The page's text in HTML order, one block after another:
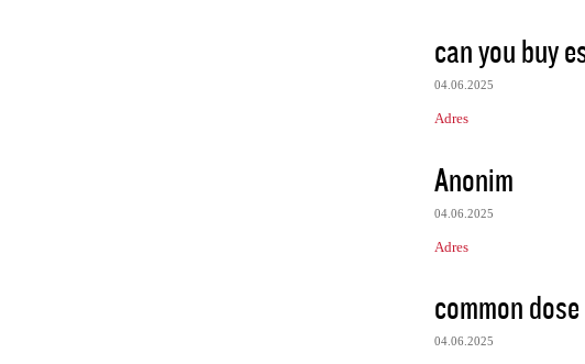
can you buy
04.06.2025
Adres
Anonim
04.06.2025
Adres
common
04.06.2025